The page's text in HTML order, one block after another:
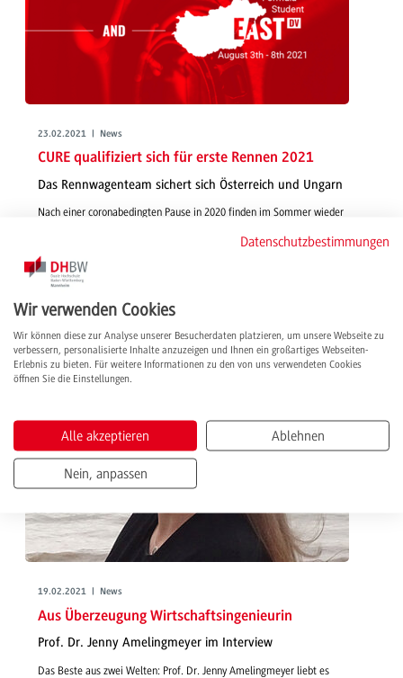
23.02.2021 | News
CURE qualifiziert sich für erste Rennen 2021
Das Rennwagenteam sichert sich Österreich und Ungarn
Nach einer coronabedingten Pause in 2020 finden im Sommer wieder
Jahr geht das Team mit seinem neuen Rennwagen CM-21x auch in der
Kategorie Driverless an den Start.
weiterlesen
19.02.2021 | News
Aus Überzeugung Wirtschaftsingenieurin
Prof. Dr. Jenny Amelingmeyer im Interview
Das Beste aus zwei Welten: Prof. Dr. Jenny Amelingmeyer liebt es
Datenschutzbestimmungen
Wir verwenden Cookies
Wir können diese zur Analyse unserer Besucherdaten platzieren, um unsere Webseite zu
verbessern, personalisierte Inhalte anzuzeigen und Ihnen ein großartiges Webseiten-
Erlebnis zu bieten. Für weitere Informationen zu den von uns verwendeten Cookies
öffnen Sie die Einstellungen.
Alle akzeptieren Ablehnen
Nein, anpassen